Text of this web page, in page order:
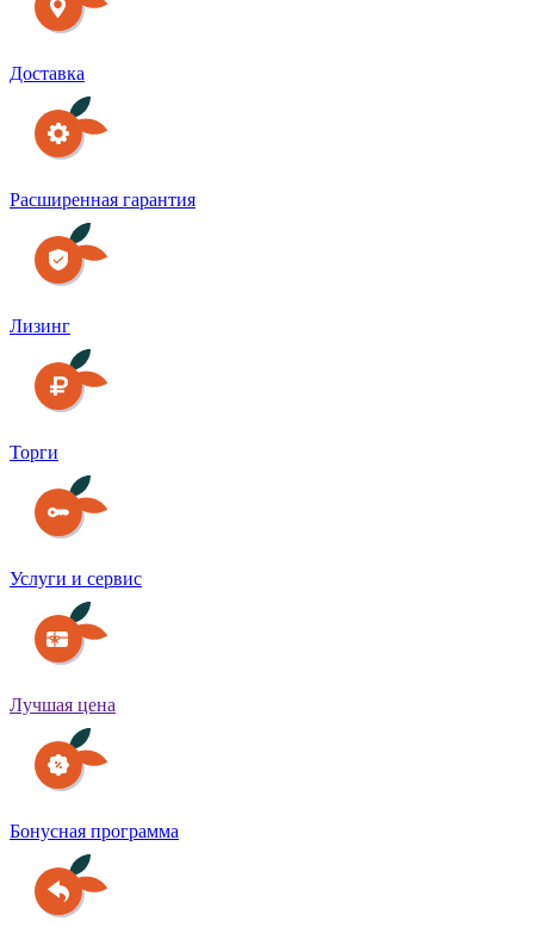
Доставка
Расширенная гарантия
Лизинг
Торги
Услуги и сервис
Лучшая цена
Бонусная программа